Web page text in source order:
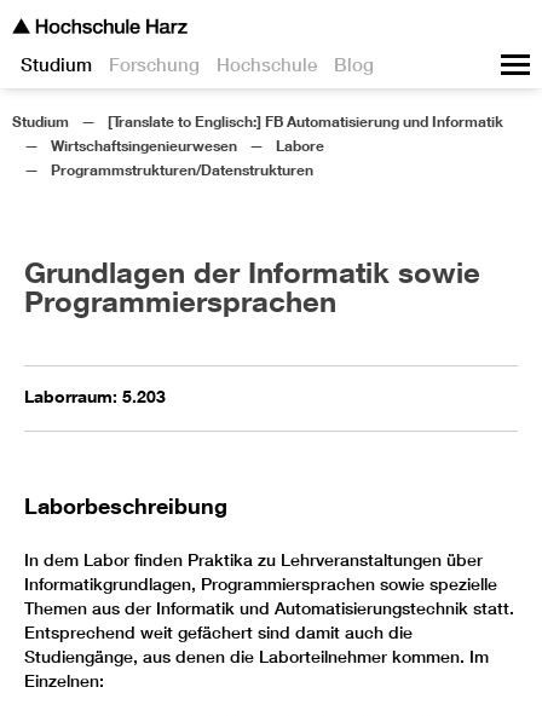
Studium Forschung Hochschule Blog
Studium
[Translate to Englisch:] FB Automatisierung und Informatik
Wirtschaftsingenieurwesen
Labore
Programmstrukturen/Datenstrukturen
Grundlagen der Informatik sowie
Programmiersprachen
Laborraum: 5.203
Laborbeschreibung
In dem Labor finden Praktika zu Lehrveranstaltungen über
Informatikgrundlagen, Programmiersprachen sowie spezielle
Themen aus der Informatik und Automatisierungstechnik statt.
Entsprechend weit gefächert sind damit auch die
Studiengänge, aus denen die Laborteilnehmer kommen. Im
Einzelnen: